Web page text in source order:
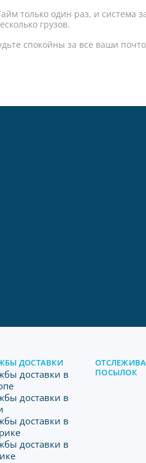
только один раз, и система
грузов.
спокойны за все ваши
ДОСТАВКИ
доставки в
доставки в
доставки в
доставки в
ПОСЫЛОК